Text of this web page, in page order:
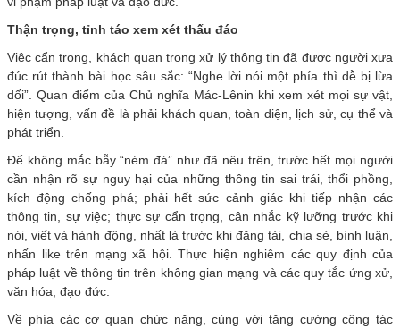
Thận trọng, tỉnh táo xem xét thấu đáo
Việc cẩn trọng, khách quan trong xử lý thông tin đã được người xưa
đúc rút thành bài học sâu sắc: “Nghe lời nói một phía thì dễ bị lừa
dối”. Quan điểm của Chủ nghĩa Mác-Lênin khi xem xét mọi sự vật,
hiện tượng, vấn đề là phải khách quan, toàn diện, lịch sử, cụ thể và
phát triển.
Để không mắc bẫy “ném đá” như đã nêu trên, trước hết mọi người
cần nhận rõ sự nguy hại của những thông tin sai trái, thổi phồng,
kích động chống phá; phải hết sức cảnh giác khi tiếp nhận các
thông tin, sự việc; thực sự cẩn trọng, cân nhắc kỹ lưỡng trước khi
nói, viết và hành động, nhất là trước khi đăng tải, chia sẻ, bình luận,
nhấn like trên mạng xã hội. Thực hiện nghiêm các quy định của
pháp luật về thông tin trên không gian mạng và các quy tắc ứng xử,
văn hóa, đạo đức.
Về phía các cơ quan chức năng, cùng với tăng cường công tác